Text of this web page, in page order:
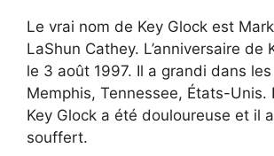
Le vrai nom de Key Glock est
LaShun Cathey. L’anniversaire de
le 3 août 1997. Il a grandi dans
Memphis, Tennessee, États-Unis.
Key Glock a été douloureuse et il
souffert.